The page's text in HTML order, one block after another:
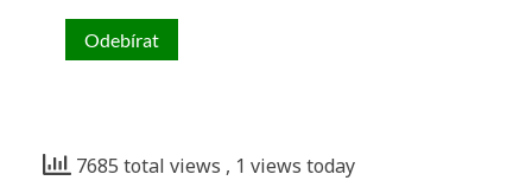
7685 total views , 1 views today